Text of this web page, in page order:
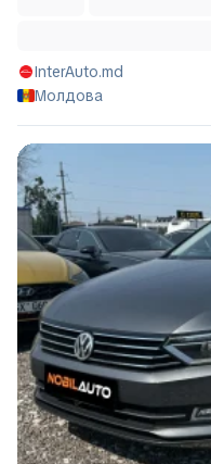
InterAuto.md
Молдова